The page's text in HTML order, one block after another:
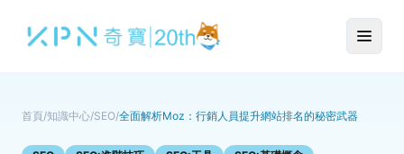
首頁/知識中心/SEO/全面解析Moz：行銷人員提升網站排名的秘密武器